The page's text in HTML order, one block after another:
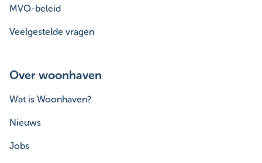
MVO-beleid
Veelgestelde vragen
Over woonhaven
Wat is Woonhaven?
Nieuws
Jobs